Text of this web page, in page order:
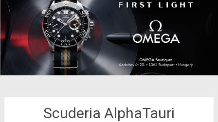
content
Scuderia AlphaTauri